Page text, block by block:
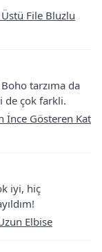
File Bluzlu
tarzıma da
de çok farkli.
İnce Gösteren Kat
iyi, hiç
Elbise